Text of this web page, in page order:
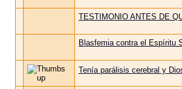
TESTIMONIO ANTES DE
Blasfemia contra el Espíritu
Tenía parálisis cerebral y